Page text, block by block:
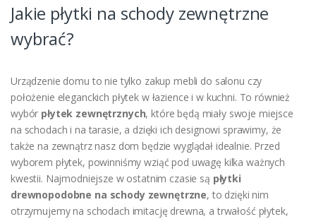
Jakie płytki na schody zewnętrzne
wybrać?
Urządzenie domu to nie tylko zakup mebli do salonu czy
położenie eleganckich płytek w łazience i w kuchni. To również
wybór płytek zewnętrznych, które będą miały swoje miejsce
na schodach i na tarasie, a dzięki ich designowi sprawimy, że
także na zewnątrz nasz dom będzie wyglądał idealnie. Przed
wyborem płytek, powinniśmy wziąć pod uwagę kilka ważnych
kwestii. Najmodniejsze w ostatnim czasie są płytki
drewnopodobne na schody zewnętrzne, to dzięki nim
otrzymujemy na schodach imitację drewna, a trwałość płytek,